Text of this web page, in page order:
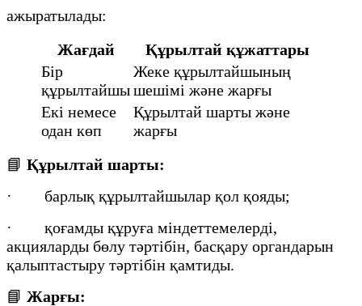
ажыратылады:
Жағдай
Құрылтай құжаттары
Бір
құрылтайшы
Жеке құрылтайшының
шешімі және жарғы
Екі немесе
одан көп
Құрылтай шарты және
жарғы
📘 Құрылтай шарты:
· барлық құрылтайшылар қол қояды;
· қоғамды құруға міндеттемелерді,
акцияларды бөлу тәртібін, басқару органдарын
қалыптастыру тәртібін қамтиды.
📘 Жарғы: